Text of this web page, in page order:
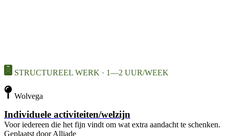
STRUCTUREEL WERK · 1—2 UUR/WEEK
Wolvega
Individuele activiteiten/welzijn
Voor iedereen die het fijn vindt om wat extra aandacht te schenken.
Geplaatst door Alliade